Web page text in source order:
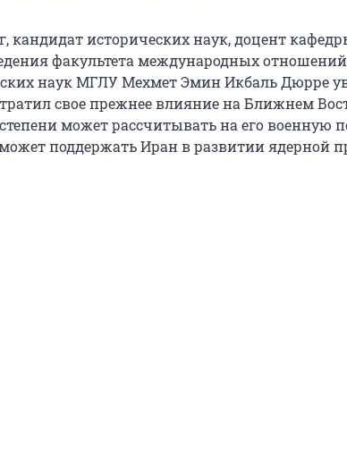
кандидат исторических наук, доцент
факультета международных
наук МГЛУ Мехмет Эмин Икбаль Дюрре
свое прежнее влияние на Ближнем
может рассчитывать на его военную
поддержать Иран в развитии ядерной